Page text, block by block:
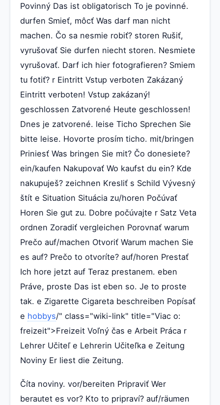
Povinný Das ist obligatorisch To je povinné.
durfen Smieť, môcť Was darf man nicht
machen. Čo sa nesmie robiť? storen Rušiť,
vyrušovať Sie durfen niecht storen. Nesmiete
vyrušovať. Darf ich hier fotografieren? Smiem
tu fotiť? r Eintritt Vstup verboten Zakázaný
Eintritt verboten! Vstup zakázaný!
geschlossen Zatvorené Heute geschlossen!
Dnes je zatvorené. leise Ticho Sprechen Sie
bitte leise. Hovorte prosím ticho. mit/bringen
Priniesť Was bringen Sie mit? Čo donesiete?
ein/kaufen Nakupovať Wo kaufst du ein? Kde
nakupuješ? zeichnen Kresliť s Schild Vývesný
štít e Situation Situácia zu/horen Počúvať
Horen Sie gut zu. Dobre počúvajte r Satz Veta
ordnen Zoradiť vergleichen Porovnať warum
Prečo auf/machen Otvoriť Warum machen Sie
es auf? Prečo to otvoríte? auf/horen Prestať
Ich hore jetzt auf Teraz prestanem. eben
Práve, proste Das ist eben so. Je to proste
tak. e Zigarette Cigareta beschreiben Popísať
e hobbys/" class="wiki-link" title="Viac o:
freizeit">Freizeit Voľný čas e Arbeit Práca r
Lehrer Učiteľ e Lehrerin Učiteľka e Zeitung
Noviny Er liest die Zeitung.
Číta noviny. vor/bereiten Pripraviť Wer
berautet es vor? Kto to pripraví? auf/räumen